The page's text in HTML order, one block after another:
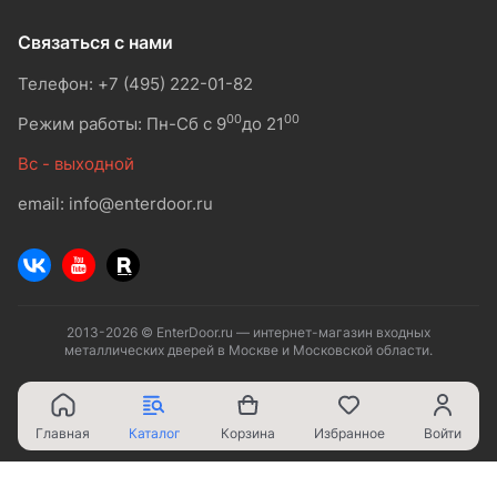
Связаться с нами
Телефон: +7 (495) 222-01-82
Режим работы: Пн-Сб с 900до 2100
Вс - выходной
email: info@enterdoor.ru
2013-2026 © EnterDoor.ru — интернет-магазин входных
металлических дверей в Москве и Московской области.
Главная Каталог Корзина Избранное Войти